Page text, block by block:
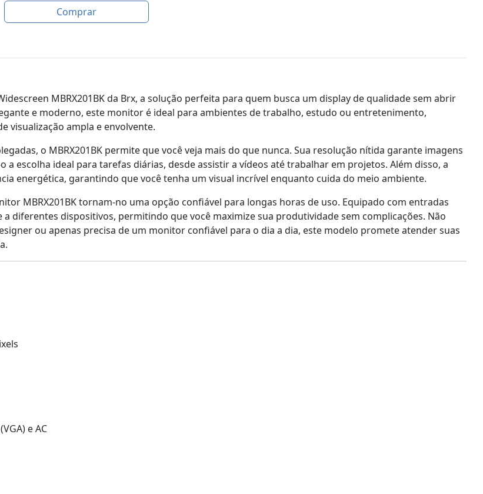
Comprar
MBRX201BK da Brx, a solução perfeita para quem busca um display de qualidade sem abrir
e moderno, este monitor é ideal para ambientes de trabalho, estudo ou entretenimento,
visualização ampla e envolvente.
o MBRX201BK permite que você veja mais do que nunca. Sua resolução nítida garante imagens
a escolha ideal para tarefas diárias, desde assistir a vídeos até trabalhar em projetos. Além disso, a
energética, garantindo que você tenha um visual incrível enquanto cuida do meio ambiente.
MBRX201BK tornam-no uma opção confiável para longas horas de uso. Equipado com entradas
a diferentes dispositivos, permitindo que você maximize sua produtividade sem complicações. Não
ou apenas precisa de um monitor confiável para o dia a dia, este modelo promete atender suas
e AC